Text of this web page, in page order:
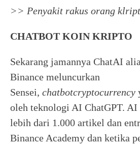
>> Penyakit rakus orang
CHATBOT KOIN KRIPTO
Sekarang jamannya ChatAI
Binance meluncurkan
Sensei, chatbotcryptocurrency
oleh teknologi AI ChatGPT. AI
lebih dari 1.000 artikel dan
Binance Academy dan ketika